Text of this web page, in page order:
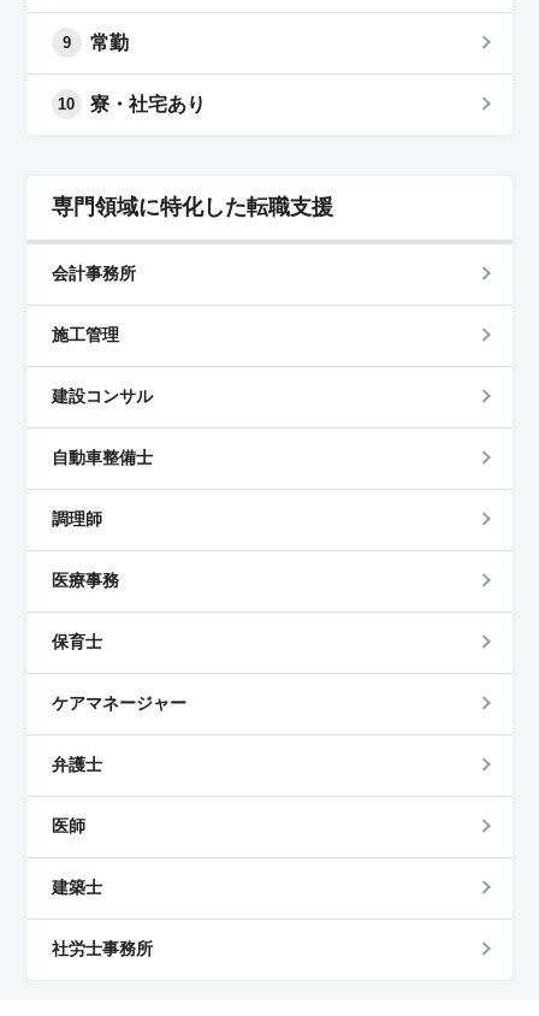
9 常勤
10 寮・社宅あり
専門領域に特化した転職支援
会計事務所
施工管理
建設コンサル
自動車整備士
調理師
医療事務
保育士
ケアマネージャー
弁護士
医師
建築士
社労士事務所